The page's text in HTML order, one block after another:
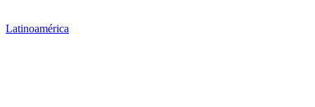
Latinoamérica